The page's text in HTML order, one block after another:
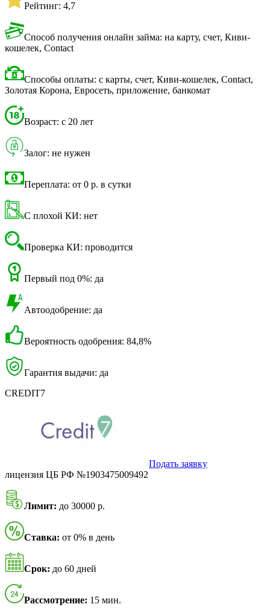
Рейтинг: 4,7
Способ получения онлайн займа: на карту, счет, Киви-
кошелек, Contact
Способы оплаты: с карты, счет, Киви-кошелек, Contact,
Золотая Корона, Евросеть, приложение, банкомат
Возраст: с 20 лет
Залог: не нужен
Переплата: от 0 р. в сутки
С плохой КИ: нет
Проверка КИ: проводится
Первый под 0%: да
Автоодобрение: да
Вероятность одобрения: 84,8%
Гарантия выдачи: да
CREDIT7
Подать заявку
лицензия ЦБ РФ №1903475009492
Лимит: до 30000 р.
Ставка: от 0% в день
Срок: до 60 дней
Рассмотрение: 15 мин.